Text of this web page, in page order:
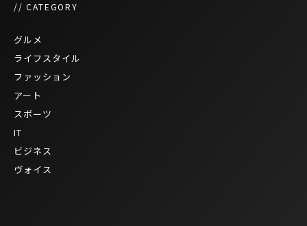
// CATEGORY
グルメ
ライフスタイル
ファッション
アート
スポーツ
IT
ビジネス
ヴォイス